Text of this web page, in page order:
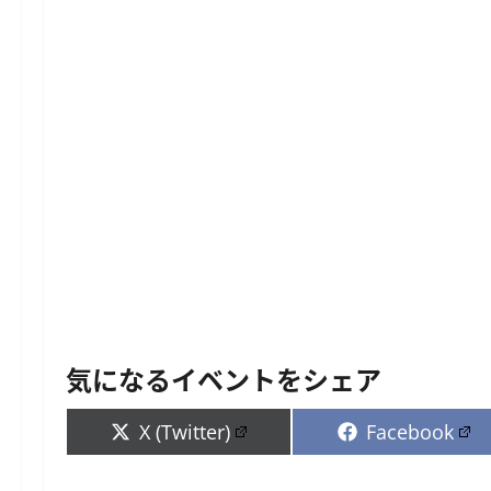
気になるイベントをシェア
Share
on
X (Twitter) Share
on
Facebook